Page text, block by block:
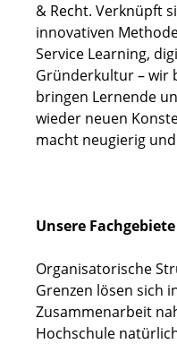
& Recht. Verknüpft
innovativen
Service Learning,
Gründerkultur – wir
bringen Lernende
wieder neuen
macht neugierig
Unsere Fachgebiete
Organisatorische
Grenzen lösen sich
Zusammenarbeit
Hochschule